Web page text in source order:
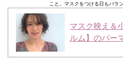
こと。マスクをつける日もバラ
マスク映え＆
ルム】のパー